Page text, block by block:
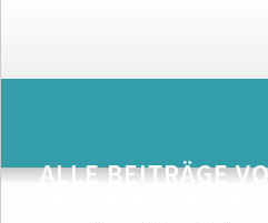
ALLE BEITRÄGE